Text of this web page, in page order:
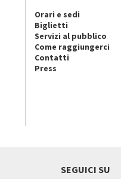
Orari e sedi
Biglietti
Servizi al pubblico
Come raggiungerci
Contatti
Press
SEGUICI SU